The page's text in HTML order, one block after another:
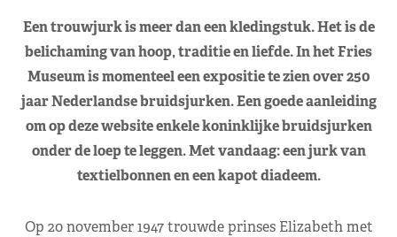
Een trouwjurk is meer dan een kledingstuk. Het is de
belichaming van hoop, traditie en liefde. In het Fries
Museum is momenteel een expositie te zien over 250
jaar Nederlandse bruidsjurken. Een goede aanleiding
om op deze website enkele koninklijke bruidsjurken
onder de loep te leggen. Met vandaag: een jurk van
textielbonnen en een kapot diadeem.
Op 20 november 1947 trouwde prinses Elizabeth met